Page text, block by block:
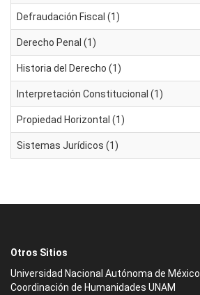
Defraudación Fiscal (1)
Derecho Penal (1)
Historia del Derecho (1)
Interpretación Constitucional (1)
Propiedad Horizontal (1)
Sistemas Jurídicos (1)
Otros Sitios
Universidad Nacional Autónoma de México
Coordinación de Humanidades UNAM